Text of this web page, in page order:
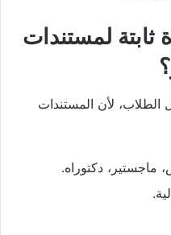
ثابتة لمستندات
الطلاب، لأن المستندات
ماجستير، دكتوراه.